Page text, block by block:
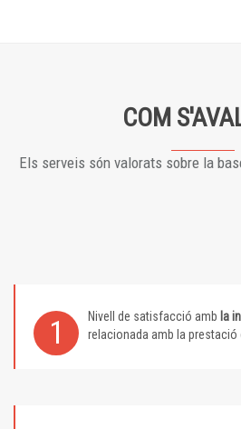
COM
Els serveis són valorats sobre la
1 Nivell de satisfacció amb la
relacionada amb la prestació